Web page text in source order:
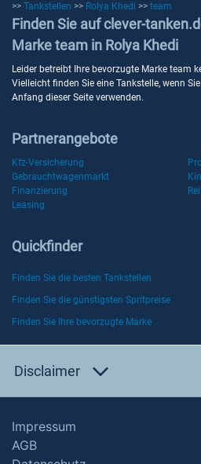
>> Tankstellen >> Rolya Khedi >> team
Finden Sie auf clever-
Marke team in Rolya Khedi
Leider betreibt Ihre bevorzugte Marke team
Vielleicht finden Sie eine Tankstelle, wenn
Anfang dieser Seite verwenden.
Partnerangebote
Kfz-Versicherung
Gebrauchtwagenmarkt
Finanzierung
Leasing
Quickfinder
Finden Sie die besten Tankstellen
Finden Sie die günstigsten Spritpreise
Finden Sie Ihre bevorzugte Marke
Disclaimer
Impressum
AGB